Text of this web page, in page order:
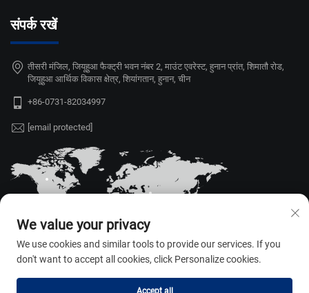
संपर्क रखें
तीसरी मंजिल, जियूहुआ फैक्ट्री भवन नंबर 2, माउंट एवरेस्ट, हुनान प्रांत, शिमातौ रोड,
जियूहुआ आर्थिक विकास क्षेत्र, शियांगतान, हुनान, चीन
+86-0731-82034997
[email protected]
We value your privacy
We use cookies and similar tools to provide our services. If you
don't want to accept all cookies, click Personalize cookies.
Accept all